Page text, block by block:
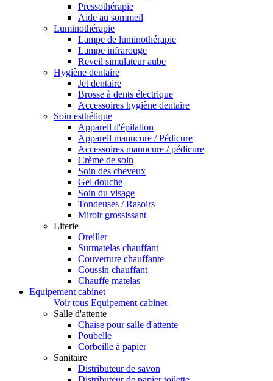
Pressothérapie
Aide au sommeil
Luminothérapie
Lampe de luminothérapie
Lampe infrarouge
Reveil simulateur aube
Hygiène dentaire
Jet dentaire
Brosse à dents électrique
Accessoires hygiène dentaire
Soin esthétique
Appareil d'épilation
Appareil manucure / Pédicure
Accessoires manucure / pédicure
Crème de soin
Soin des cheveux
Gel douche
Soin du visage
Tondeuses / Rasoirs
Miroir grossissant
Literie
Oreiller
Surmatelas chauffant
Couverture chauffante
Coussin chauffant
Chauffe matelas
Equipement cabinet
Voir tous Equipement cabinet
Salle d'attente
Chaise pour salle d'attente
Poubelle
Corbeille à papier
Sanitaire
Distributeur de savon